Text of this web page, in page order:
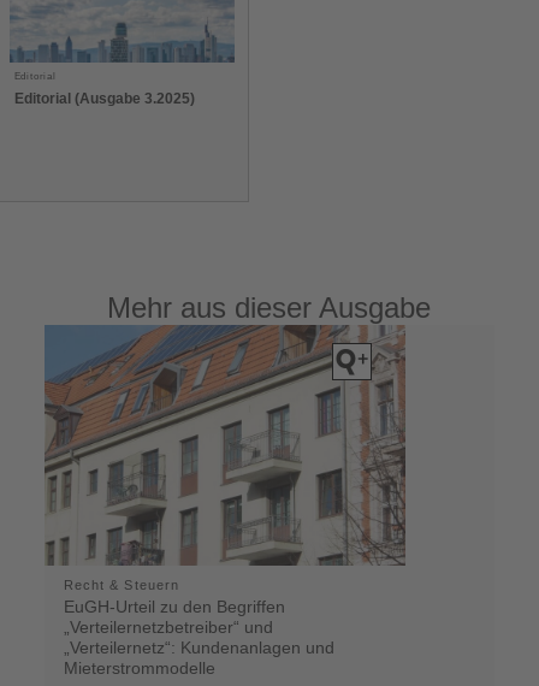
Editorial
Editorial (Ausgabe 3.2025)
Mehr aus dieser Ausgabe
Recht & Steuern
EuGH-Urteil zu den Begriffen
„Verteilernetzbetreiber“ und
„Verteilernetz“: Kundenanlagen und
Mieterstrommodelle